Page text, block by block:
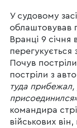
У судовому
облаштовував
Вранці 9 січня
перегукується
Почув
постріли з
туда
командира
військових